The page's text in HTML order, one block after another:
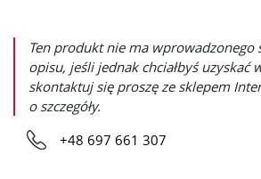
Ten produkt nie ma wprowadzonego
opisu, jeśli jednak chciałbyś uzyskać
skontaktuj się proszę ze sklepem
o szczegóły.
+48 697 661 307